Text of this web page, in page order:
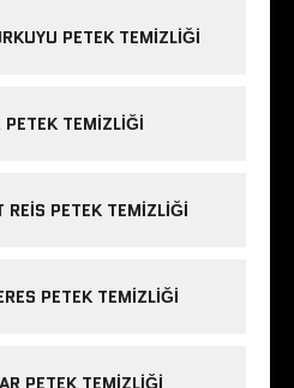
PETEK TEMIZLIĞI
PETEK TEMIZLIĞI
REIS PETEK TEMIZLIĞI
PETEK TEMIZLIĞI
PETEK TEMIZLIĞI